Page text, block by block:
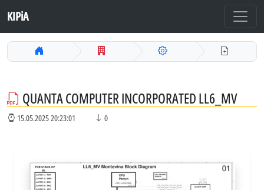
KIPiA
QUANTA COMPUTER INCORPORATED LL6_MV
15.05.2025 20:23:01 0